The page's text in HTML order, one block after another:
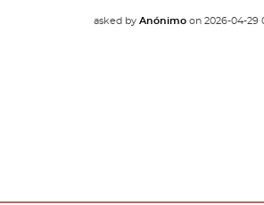
asked by Anónimo on 2026-04-29